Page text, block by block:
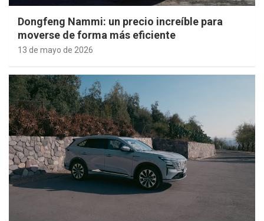
Dongfeng Nammi: un precio increíble para
moverse de forma más eficiente
13 de mayo de 2026